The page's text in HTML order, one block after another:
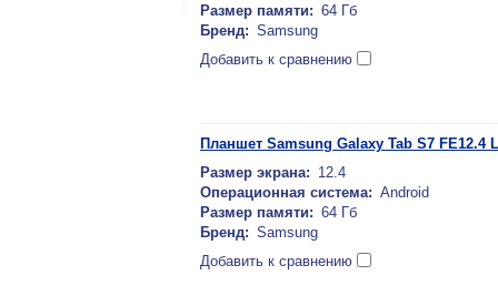
Размер памяти: 64 Гб
Бренд: Samsung
Добавить к сравнению
Планшет Samsung Galaxy Tab S7 FE12.4
Размер экрана: 12.4
Операционная система: Android
Размер памяти: 64 Гб
Бренд: Samsung
Добавить к сравнению